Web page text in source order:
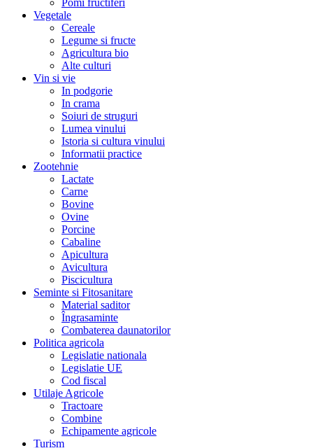
Pomi fructiferi
Vegetale
Cereale
Legume si fructe
Agricultura bio
Alte culturi
Vin si vie
In podgorie
In crama
Soiuri de struguri
Lumea vinului
Istoria si cultura vinului
Informatii practice
Zootehnie
Lactate
Carne
Bovine
Ovine
Porcine
Cabaline
Apicultura
Avicultura
Piscicultura
Seminte si Fitosanitare
Material saditor
Îngrasaminte
Combaterea daunatorilor
Politica agricola
Legislatie nationala
Legislatie UE
Cod fiscal
Utilaje Agricole
Tractoare
Combine
Echipamente agricole
Turism